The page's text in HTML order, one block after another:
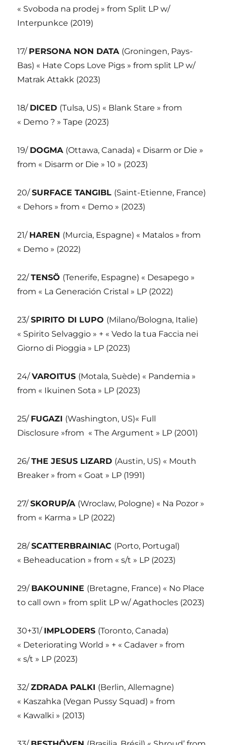
« Svoboda na prodej » from Split LP w/
Interpunkce (2019)
17/ PERSONA NON DATA (Groningen, Pays-
Bas) « Hate Cops Love Pigs » from split LP w/
Matrak Attakk (2023)
18/ DICED (Tulsa, US) « Blank Stare » from
« Demo ? » Tape (2023)
19/ DOGMA (Ottawa, Canada) « Disarm or Die »
from « Disarm or Die » 10 » (2023)
20/SURFACE TANGIBL (Saint-Etienne, France)
« Dehors » from « Demo » (2023)
21/ HAREN (Murcia, Espagne) « Matalos » from
« Demo » (2022)
22/TENSÖ (Tenerife, Espagne) « Desapego »
from « La Generación Cristal » LP (2022)
23/SPIRITO DI LUPO (Milano/Bologna, Italie)
« Spirito Selvaggio » + « Vedo la tua Faccia nei
Giorno di Pioggia » LP (2023)
24/VAROITUS (Motala, Suède) « Pandemia »
from « Ikuinen Sota » LP (2023)
25/ FUGAZI (Washington, US)« Full
Disclosure »from « The Argument » LP (2001)
26/THE JESUS LIZARD (Austin, US) « Mouth
Breaker » from « Goat » LP (1991)
27/SKORUP/A (Wroclaw, Pologne) « Na Pozor »
from « Karma » LP (2022)
28/SCATTERBRAINIAC (Porto, Portugal)
« Beheaducation » from « s/t » LP (2023)
29/ BAKOUNINE (Bretagne, France) « No Place
to call own » from split LP w/ Agathocles (2023)
30+31/ IMPLODERS (Toronto, Canada)
« Deteriorating World » + « Cadaver » from
« s/t » LP (2023)
32/ZDRADA PALKI (Berlin, Allemagne)
« Kaszahka (Vegan Pussy Squad) » from
« Kawalki » (2013)